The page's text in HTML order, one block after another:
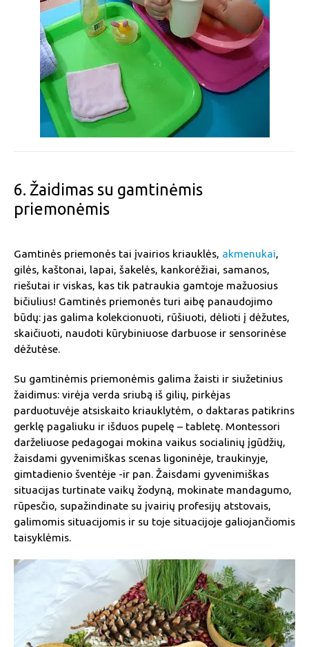
6. Žaidimas su gamtinėmis
priemonėmis
Gamtinės priemonės tai įvairios kriauklės, akmenukai,
gilės, kaštonai, lapai, šakelės, kankorėžiai, samanos,
riešutai ir viskas, kas tik patraukia gamtoje mažuosius
bičiulius! Gamtinės priemonės turi aibę panaudojimo
būdų: jas galima kolekcionuoti, rūšiuoti, dėlioti į dėžutes,
skaičiuoti, naudoti kūrybiniuose darbuose ir sensorinėse
dėžutėse.
Su gamtinėmis priemonėmis galima žaisti ir siužetinius
žaidimus: virėja verda sriubą iš gilių, pirkėjas
parduotuvėje atsiskaito kriauklytėm, o daktaras patikrins
gerklę pagaliuku ir išduos pupelę – tabletę. Montessori
darželiuose pedagogai mokina vaikus socialinių įgūdžių,
žaisdami gyvenimiškas scenas ligoninėje, traukinyje,
gimtadienio šventėje -ir pan. Žaisdami gyvenimiškas
situacijas turtinate vaikų žodyną, mokinate mandagumo,
rūpesčio, supažindinate su įvairių profesijų atstovais,
galimomis situacijomis ir su toje situacijoje galiojančiomis
taisyklėmis.